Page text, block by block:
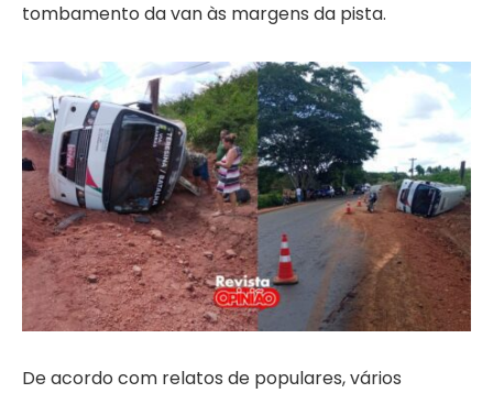
tombamento da van às margens da pista.
De acordo com relatos de populares, vários